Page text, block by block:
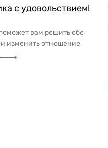
с удовольствием!
вам решить обе
изменить отношение
и понять ее ...